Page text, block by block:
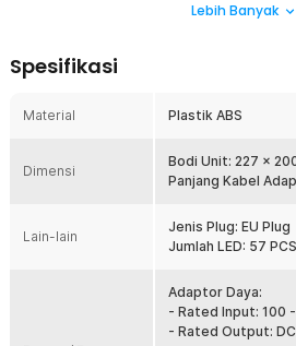
Pengering kutek ini bisa mengeringkan
menggunakan alat pengering kutek ini.
Agar kutek cepat kering maka daya yang
Pengering kutek ini menggunakan daya
cocok digunakan untuk penggunaan
Sensor Pintar Infrared
Dilengkapi dengan sensor inframerah,
kutek akan otomatis mati ataupun
pergerakan tangan Anda.
Slot Smartphone
Lebih Banyak
Spesifikasi
Material Plastik ABS
Dimensi
Bodi Unit: 227 x
Panjang Kabel
Lain-lain
Jenis Plug: EU Plug
Jumlah LED: 57 PCS
Adaptor Daya:
- Rated Input: 100
- Rated Output: